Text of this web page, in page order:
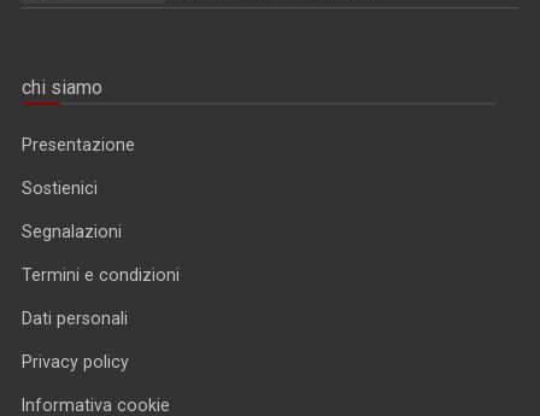
chi siamo
Presentazione
Sostienici
Segnalazioni
Termini e condizioni
Dati personali
Privacy policy
Informativa cookie